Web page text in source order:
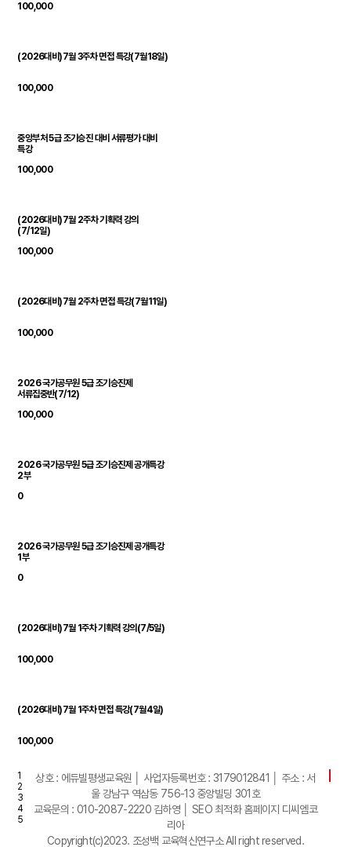
100,000
(2026대비)7월 3주차 면접 특강(7월18일)
100,000
중앙부처 5급 조기승진 대비 서류평가 대비
특강
100,000
(2026대비)7월 2주차 기획력 강의
(7/12일)
100,000
(2026대비)7월 2주차 면접 특강(7월11일)
100,000
2026 국가공무원 5급 조기승진제
서류집중반(7/12)
100,000
2026 국가공무원 5급 조기승진제 공개특강
2부
0
2026 국가공무원 5급 조기승진제 공개특강
1부
0
(2026대비)7월 1주차 기획력 강의(7/5일)
100,000
(2026대비)7월 1주차 면접 특강(7월4일)
100,000
1
2
3
4
5
상호 : 에듀빌평생교육원 │ 사업자등록번호 : 3179012841 │ 주소 : 서
울 강남구 역삼동 756-13 중앙빌딩 301호
교육문의 : 010-2087-2220 김하영 │ SEO 최적화 홈페이지 디씨엠코
리아
Copyright(c)2023. 조성백 교육혁신연구소 All right reserved.